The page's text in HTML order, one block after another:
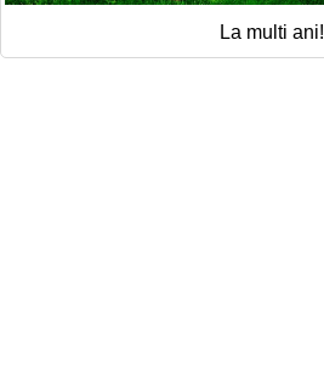
La multi ani!